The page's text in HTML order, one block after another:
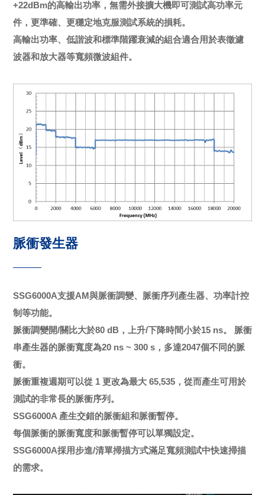
+22dBm的高輸出功率，無需外接擴大機即可測試高功率元
件，更準確、更穩定地克服測試系統的損耗。
高輸出功率、低諧波和標準階躍衰減的組合適合用於表徵濾
波器和放大器等寬頻微波組件。
脈衝發生器
SSG6000A支援AM與脈衝調變、脈衝序列產生器、功率計控
制等功能。
脈衝調變開/關比大於80 dB，上升/下降時間小於15 ns。 脈衝
串產生器的脈衝寬度為20 ns ~ 300 s，多達2047個不同的脈
衝。
脈衝重複週期可以從 1 更改為最大 65,535，從而產生可用於
測試的非常長的脈衝序列。
SSG6000A 產生交錯的脈衝組和脈衝暫停。
每個脈衝的脈衝寬度和脈衝暫停可以單獨設定。
SSG6000A採用步進/清單掃描方式滿足寬頻測試中快速掃描
的需求。